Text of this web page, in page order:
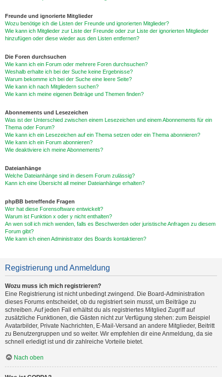
Freunde und ignorierte Mitglieder
Wozu benötige ich die Listen der Freunde und ignorierten Mitglieder?
Wie kann ich Mitglieder zur Liste der Freunde oder zur Liste der ignorierten Mitglieder
hinzufügen oder diese wieder aus den Listen entfernen?
Die Foren durchsuchen
Wie kann ich ein Forum oder mehrere Foren durchsuchen?
Weshalb erhalte ich bei der Suche keine Ergebnisse?
Warum bekomme ich bei der Suche eine leere Seite?
Wie kann ich nach Mitgliedern suchen?
Wie kann ich meine eigenen Beiträge und Themen finden?
Abonnements und Lesezeichen
Was ist der Unterschied zwischen einem Lesezeichen und einem Abonnements für ein
Thema oder Forum?
Wie kann ich ein Lesezeichen auf ein Thema setzen oder ein Thema abonnieren?
Wie kann ich ein Forum abonnieren?
Wie deaktiviere ich meine Abonnements?
Dateianhänge
Welche Dateianhänge sind in diesem Forum zulässig?
Kann ich eine Übersicht all meiner Dateianhänge erhalten?
phpBB betreffende Fragen
Wer hat diese Forensoftware entwickelt?
Warum ist Funktion x oder y nicht enthalten?
An wen soll ich mich wenden, falls es Beschwerden oder juristische Anfragen zu diesem
Forum gibt?
Wie kann ich einen Administrator des Boards kontaktieren?
Registrierung und Anmeldung
Wozu muss ich mich registrieren?
Eine Registrierung ist nicht unbedingt zwingend. Die Board-Administration
dieses Forums entscheidet, ob du registriert sein musst, um Beiträge zu
schreiben. Auf jeden Fall erhältst du als registriertes Mitglied Zugriff auf
zusätzliche Funktionen, die Gästen nicht zur Verfügung stehen: zum Beispiel
Avatarbilder, Private Nachrichten, E-Mail-Versand an andere Mitglieder, Beitritt
zu Benutzergruppen und so weiter. Wir empfehlen dir eine Anmeldung, da sie
schnell erledigt ist und dir zahlreiche Vorteile bietet.
Nach oben